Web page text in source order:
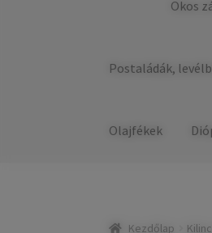
Okos
Postaládák,
Olajfékek
Kezdőlap